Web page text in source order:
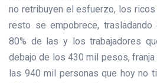
no retribuyen el esfuerzo, los
resto se empobrece,
80% de las y los trabajadores
debajo de los 430 mil pesos, franja
las 940 mil personas que hoy no